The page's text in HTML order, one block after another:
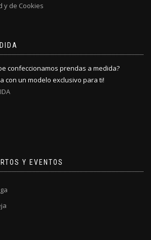
y de Cookies
confeccionamos prendas a medida?
con un modelo exclusivo para ti!
Y EVENTOS